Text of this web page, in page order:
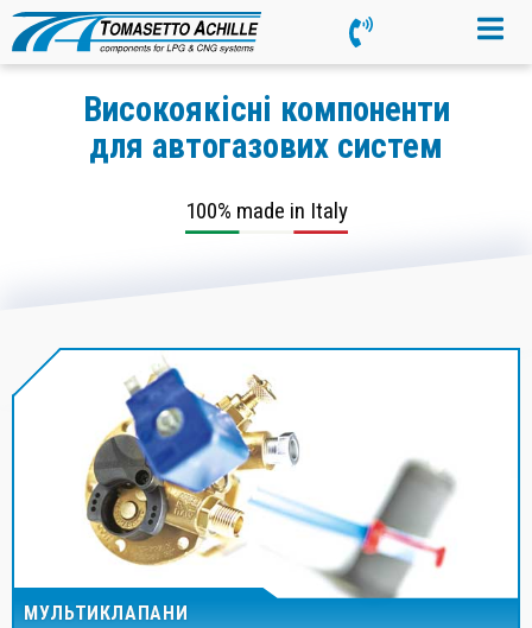
Високоякісні компоненти
для автогазових систем
100% made in Italy
МУЛЬТИКЛАПАНИ